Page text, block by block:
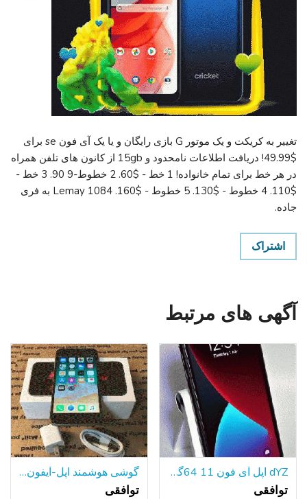
تغییر به کریکت و یک موتور G بازی رایگان و یا یک آی فون se برای
$49.99! دریافت اطلاعات نامحدود و 15gb از کانون های تلفن همراه
در هر خط برای تمام خانواده! 1 خط - $60. 2 خطوط-9 90. 3 خط -
$110. 4 خطوط - $130. 5 خطوط - $160. 1084 Lemay به فری
جاده.
اشتراک
آگهی های مرتبط
dYZ اپل آی فون 11 64گیگابایت سیاه A2111 تی موبایل/با حداکثر سرعت دویدن گارانتی!
توافقی
گوشی هوشمند اپل-آیفون 6s-64GB قفل شده است
توافقی